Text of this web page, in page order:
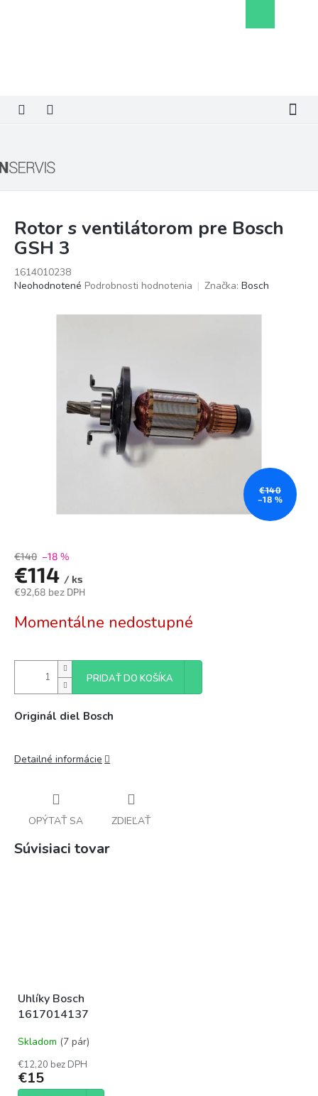
košík
Rotor s ventilátorom pre Bosch
GSH 3
1614010238
Priemerné
Neohodnotené Podrobnosti hodnotenia Značka: Bosch
€140
–18 %
€140 –18 %
€114 / ks
€92,68 bez DPH
cena:
Momentálne nedostupné
PRIDAŤ DO KOŠÍKA
Originál diel Bosch
Detailné informácie
OPÝTAŤ SA ZDIEĽAŤ
Súvisiaci tovar
Uhlíky Bosch
1617014137
Skladom (7 pár)
€12,20 bez DPH
€15